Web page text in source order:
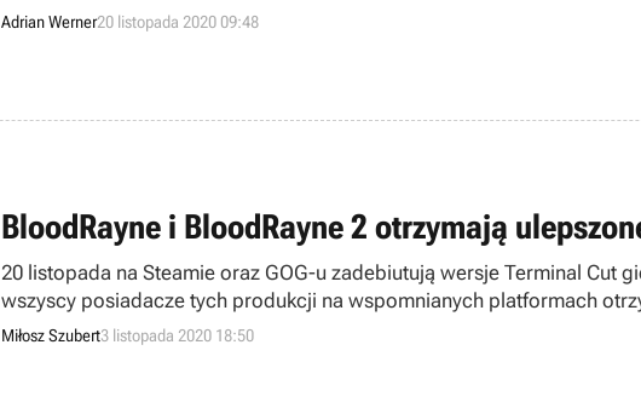
Adrian Werner20 listopada 2020 09:48
BloodRayne i BloodRayne 2 otrzymają
20 listopada na Steamie oraz GOG-u zadebiutują wersje Terminal Cut
wszyscy posiadacze tych produkcji na wspomnianych platformach
Miłosz Szubert3 listopada 2020 18:50